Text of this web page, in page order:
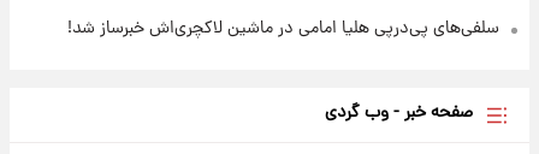
سلفی‌های پی‌درپی هلیا امامی در ماشین لاکچری‌اش خبرساز شد!
صفحه خبر - وب گردی